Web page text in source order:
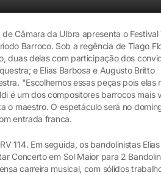
Câmara da Ulbra apresenta o Festival
Barroco. Sob a regência de Tiago
duas delas com participação dos
e Elias Barbosa e Augusto Britto
"Escolhemos essas peças pois elas
é um dos compositores barrocos mais
o maestro. O espetáculo será no
entrada franca.
114. Em seguida, os bandolinistas
Concerto em Sol Maior para 2
carreira musical, com sólidos